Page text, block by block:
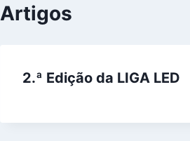
Artigos
2.ª Edição da LIGA LED